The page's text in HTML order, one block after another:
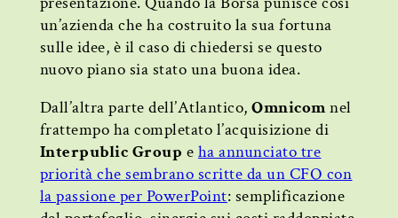
un’azienda che ha costruito la sua fortuna
sulle idee, è il caso di chiedersi se questo
nuovo piano sia stato una buona idea.
Dall’altra parte dell’Atlantico,Omnicomnel
frattempo ha completato l’acquisizione di
Interpublic Group e ha annunciato tre
priorità che sembrano scritte da un CFO con
la passione per PowerPoint: semplificazione